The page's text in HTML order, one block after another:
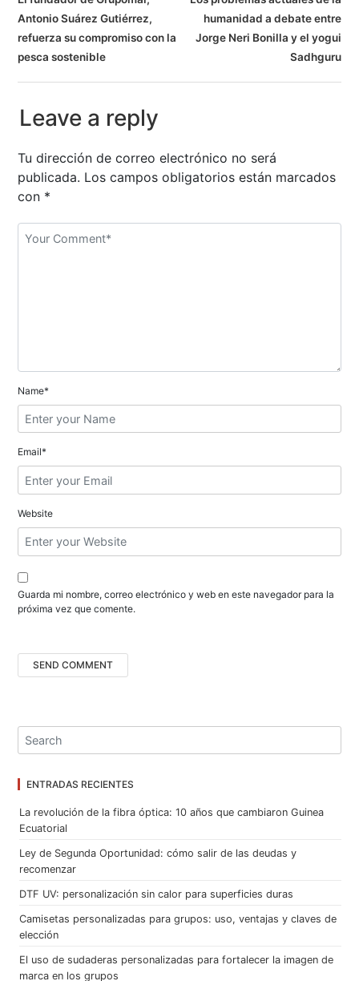
a
v
g
a
c
i
ó
e
n
t
r
a
d
a
s
Antonio Suárez Gutiérrez,
refuerza su compromiso con la
pesca sostenible
humanidad a debate entre
Jorge Neri Bonilla y el yogui
Sadhguru
Leave a reply
Tu dirección de correo electrónico no será
publicada. Los campos obligatorios están marcados
con *
Name*
Email*
Website
Guarda mi nombre, correo electrónico y web en este navegador para la
próxima vez que comente.
ENTRADAS RECIENTES
La revolución de la fibra óptica: 10 años que cambiaron Guinea
Ecuatorial
Ley de Segunda Oportunidad: cómo salir de las deudas y
recomenzar
DTF UV: personalización sin calor para superficies duras
Camisetas personalizadas para grupos: uso, ventajas y claves de
elección
El uso de sudaderas personalizadas para fortalecer la imagen de
marca en los grupos